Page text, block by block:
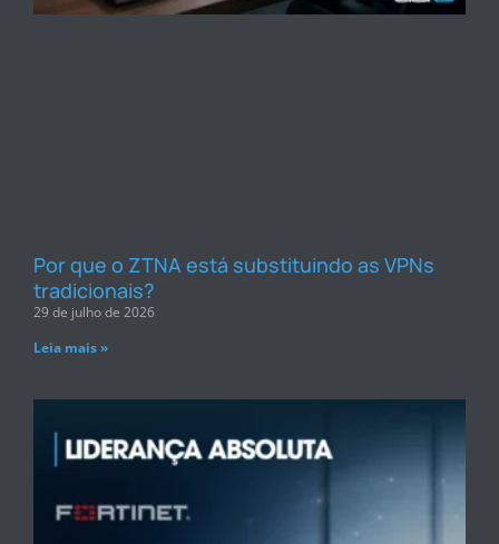
Por que o ZTNA está substituindo as VPNs
tradicionais?
29 de julho de 2026
Leia mais »